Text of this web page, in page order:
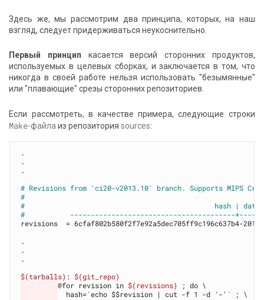
Здесь же, мы рассмотрим два принципа, которых, на наш
взгляд, следует придерживаться неукоснительно.
Первый принцип касается версий сторонних продуктов,
используемых в целевых сборках, и заключается в том, что
никогда в своей работе нельзя использовать "безымянные"
или "плавающие" срезы сторонних репозиториев.
Если рассмотреть, в качестве примера, следующие строки
Make-файла из репозиторияsources:
.
.
.
# Revisions from 'ci20-v2013.10' branch. Supports MIPS
#
#                                              hash | date
#           ----------------------------------------
revisions  = 6cfaf802b580f2f7e92a5dec705ff9c196c637b4-
.
.
.
$(tarballs) : $(git_repo)
@for revision in $(revisions)